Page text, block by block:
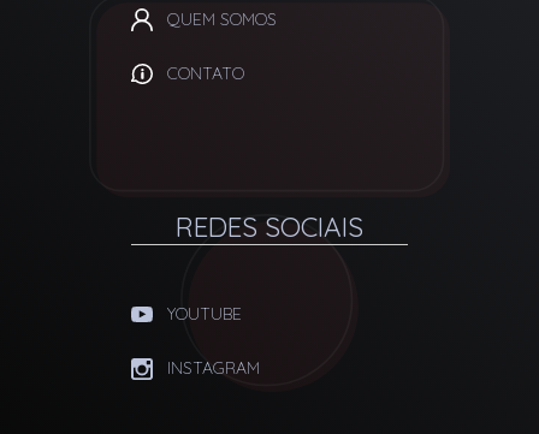
QUEM SOMOS
CONTATO
REDES SOCIAIS
YOUTUBE
INSTAGRAM